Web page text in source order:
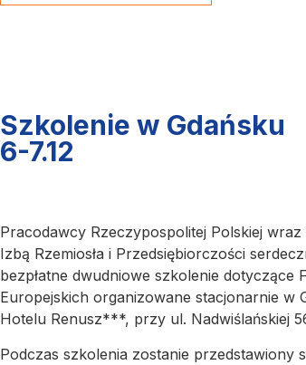
Szkolenie w Gdańsku
6-7.12
Pracodawcy Rzeczypospolitej Polskiej
Izbą Rzemiosła i Przedsiębiorczości
bezpłatne dwudniowe szkolenie dotyczące
Europejskich organizowane stacjonarnie w
Hotelu Renusz***, przy ul. Nadwiślańskiej
Podczas szkolenia zostanie przedstawiony